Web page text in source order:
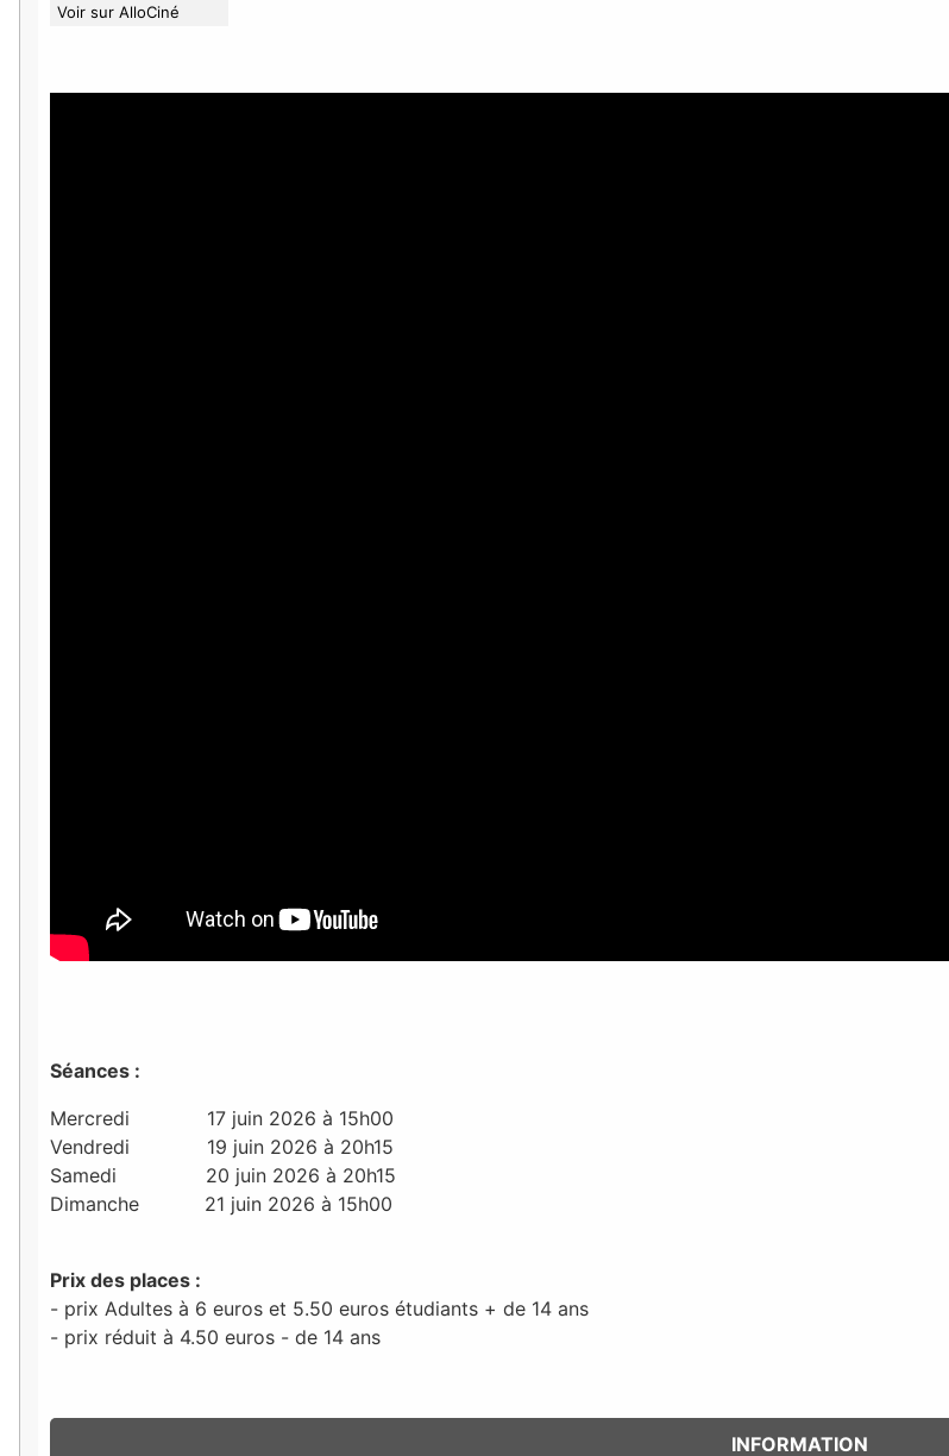
Voir sur AlloCiné
Séances :
Mercredi 17 juin 2026 à 15h00
Vendredi 19 juin 2026 à 20h15
Samedi 20 juin 2026 à 20h15
Dimanche 21 juin 2026 à 15h00
Prix des places :
- prix Adultes à 6 euros et 5.50 euros étudiants + de 14 ans
- prix réduit à 4.50 euros - de 14 ans
INFORMATION